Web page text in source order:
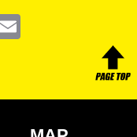
Li
l